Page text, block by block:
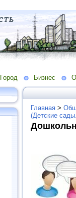
Город Бизнес
Главная >
(Детские